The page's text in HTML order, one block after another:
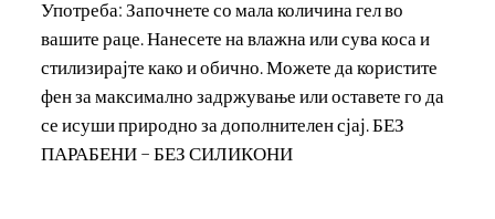
Употреба: Започнете со мала количина гел во
вашите раце. Нанесете на влажна или сува коса и
стилизирајте како и обично. Можете да користите
фен за максимално задржување или оставете го да
се исуши природно за дополнителен сјај. БЕЗ
ПАРАБЕНИ – БЕЗ СИЛИКОНИ